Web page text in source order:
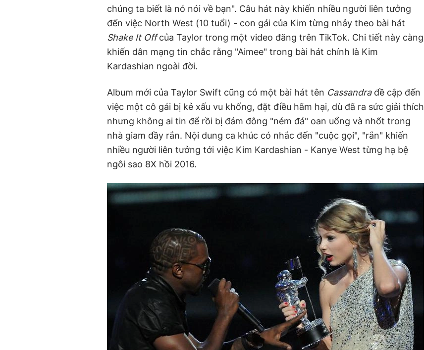
chúng ta biết là nó nói về bạn". Câu hát này khiến nhiều người liên tưởng
đến việc North West (10 tuổi) - con gái của Kim từng nhảy theo bài hát
Shake It Offcủa Taylor trong một video đăng trên TikTok. Chi tiết này càng
khiến dân mạng tin chắc rằng "Aimee" trong bài hát chính là Kim
Kardashian ngoài đời.
Album mới của Taylor Swift cũng có một bài hát tên Cassandrađề cập đến
việc một cô gái bị kẻ xấu vu khống, đặt điều hãm hại, dù đã ra sức giải thích
nhưng không ai tin để rồi bị đám đông "ném đá" oan uổng và nhốt trong
nhà giam đầy rắn. Nội dung ca khúc có nhắc đến "cuộc gọi", "rắn" khiến
nhiều người liên tưởng tới việc Kim Kardashian - Kanye West từng hạ bệ
ngôi sao 8X hồi 2016.